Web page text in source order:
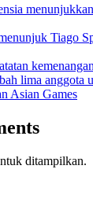
Tiago
lima anggota
Asian Games
ditampilkan.